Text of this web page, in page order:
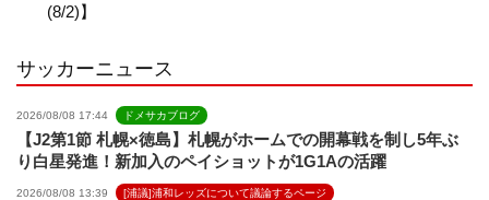
(8/2)】
サッカーニュース
2026/08/08 17:44 ドメサカブログ
【J2第1節 札幌×徳島】札幌がホームでの開幕戦を制し5年ぶ
り白星発進！新加入のペイショットが1G1Aの活躍
2026/08/08 13:39 [浦議]浦和レッズについて議論するページ